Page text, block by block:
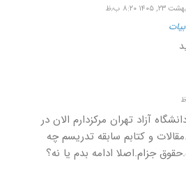
۱۴۰۵ ۸:۲۰ ب٫ظ
آزاد تهران مرکزدارم الان در
ام ۲۲شده.مقالات و کتابم سابقه تدریسم چه
جزام.اصلا ادامه بدم یا نه؟